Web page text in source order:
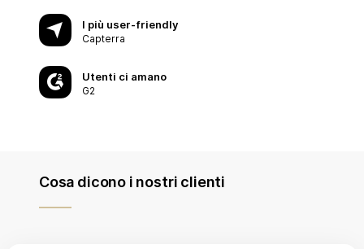
I più user-friendly
Capterra
Utenti ci amano
G2
Cosa dicono i nostri clienti